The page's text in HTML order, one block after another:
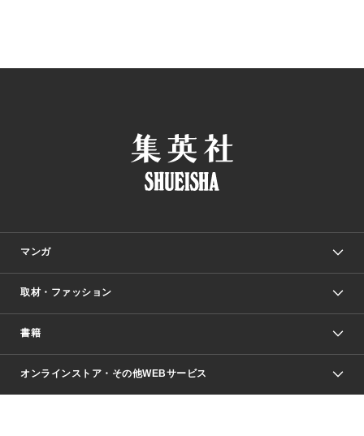
マンガ
少年マンガ
Vジャンプ
週刊ヤングジャンプ
少女マンガ
取材・ファッション
Seventeen
芸能・情報・スポーツ
書籍
文芸・文庫・総合
オンラインストア・その他WEBサービス